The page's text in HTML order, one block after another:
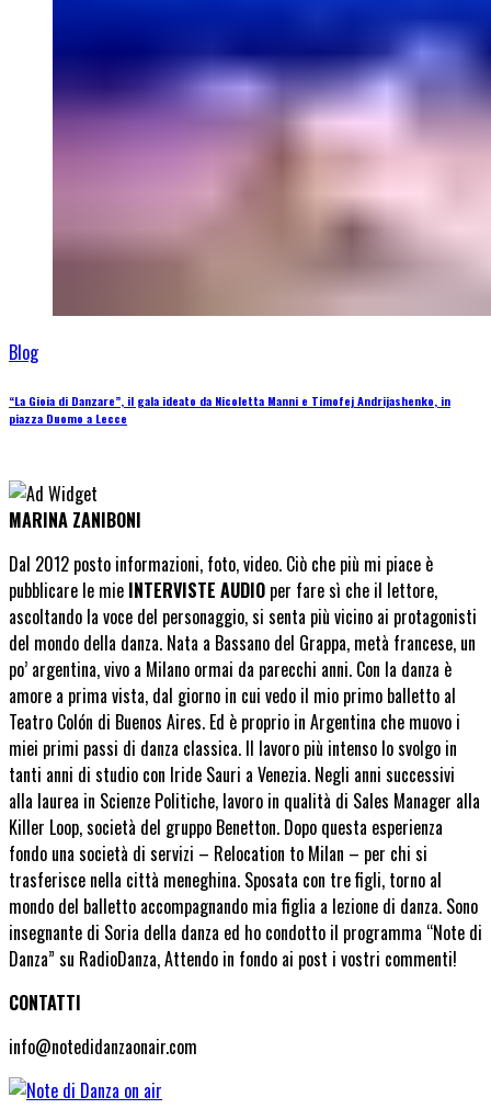
Blog
“La Gioia di Danzare”, il gala ideato da Nicoletta Manni e Timofej Andrijashenko, in
piazza Duomo a Lecce
MARINA ZANIBONI
Dal 2012 posto informazioni, foto, video. Ciò che più mi piace è
pubblicare le mie INTERVISTE AUDIO per fare sì che il lettore,
ascoltando la voce del personaggio, si senta più vicino ai protagonisti
del mondo della danza. Nata a Bassano del Grappa, metà francese, un
po’ argentina, vivo a Milano ormai da parecchi anni. Con la danza è
amore a prima vista, dal giorno in cui vedo il mio primo balletto al
Teatro Colón di Buenos Aires. Ed è proprio in Argentina che muovo i
miei primi passi di danza classica. Il lavoro più intenso lo svolgo in
tanti anni di studio con Iride Sauri a Venezia. Negli anni successivi
alla laurea in Scienze Politiche, lavoro in qualità di Sales Manager alla
Killer Loop, società del gruppo Benetton. Dopo questa esperienza
fondo una società di servizi – Relocation to Milan – per chi si
trasferisce nella città meneghina. Sposata con tre figli, torno al
mondo del balletto accompagnando mia figlia a lezione di danza. Sono
insegnante di Soria della danza ed ho condotto il programma “Note di
Danza” su RadioDanza, Attendo in fondo ai post i vostri commenti!
CONTATTI
info@notedidanzaonair.com